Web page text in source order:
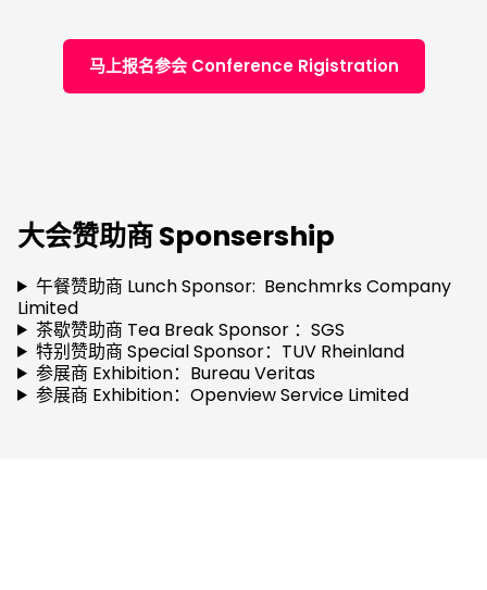
马上报名参会 Conference Rigistration
大会赞助商 Sponsership
午餐赞助商 Lunch Sponsor: Benchmrks Company
Limited
茶歇赞助商 Tea Break Sponsor ：SGS
特别赞助商 Special Sponsor：TUV Rheinland
参展商 Exhibition：Bureau Veritas
参展商 Exhibition：Openview Service Limited